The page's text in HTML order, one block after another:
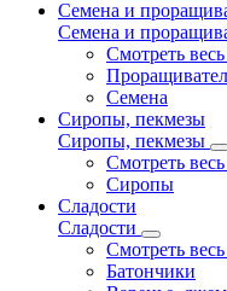
Семена и
Семена и
Смотреть весь
Семена
Сиропы, пекмезы
Сиропы, пекмезы
Смотреть весь
Сиропы
Сладости
Сладости
Смотреть весь
Батончики